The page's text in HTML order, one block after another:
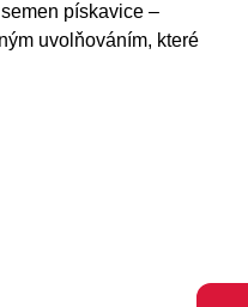
pískavice –
uvolňováním, které